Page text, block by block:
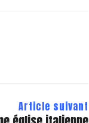
Article suivant